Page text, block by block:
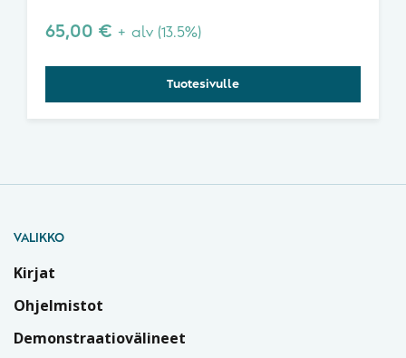
65,00 € + alv (13.5%)
Tuotesivulle
VALIKKO
Kirjat
Ohjelmistot
Demonstraatiovälineet